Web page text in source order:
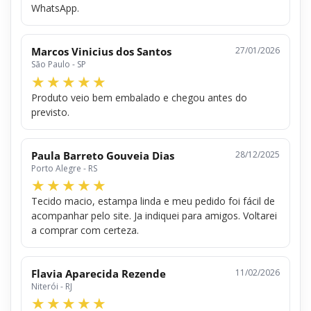
WhatsApp.
Marcos Vinicius dos Santos
São Paulo - SP
27/01/2026
Produto veio bem embalado e chegou antes do
previsto.
Paula Barreto Gouveia Dias
Porto Alegre - RS
28/12/2025
Tecido macio, estampa linda e meu pedido foi fácil de
acompanhar pelo site. Ja indiquei para amigos. Voltarei
a comprar com certeza.
Flavia Aparecida Rezende
Niterói - RJ
11/02/2026